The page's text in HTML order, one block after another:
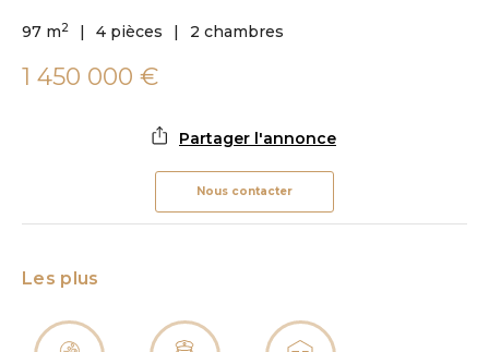
97 m2 4 pièces 2 chambres
1 450 000 €
Partager l'annonce
Nous contacter
Les plus